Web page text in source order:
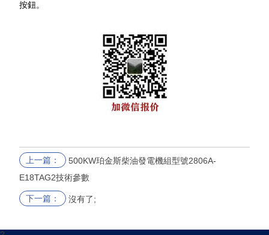
按鈕。
上一篇：
500KW珀金斯柴油發電機組型號2806A-
E18TAG2技術參數
下一篇： 沒有了;